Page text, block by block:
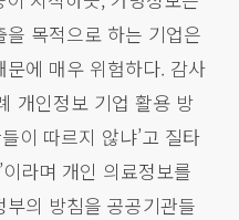
목적으로 하는 기업은
에 매우 위험하다. 감사
개인정보 기업 활용 방
이 따르지 않냐’고 질타
라며 개인 의료정보를
의 방침을 공공기관들